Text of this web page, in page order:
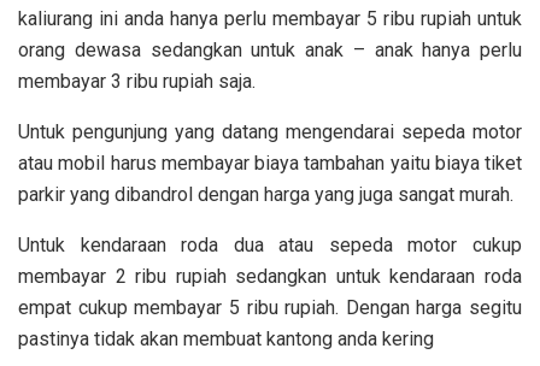
kaliurang ini anda hanya perlu membayar 5 ribu rupiah untuk
orang dewasa sedangkan untuk anak – anak hanya perlu
membayar 3 ribu rupiah saja.
Untuk pengunjung yang datang mengendarai sepeda motor
atau mobil harus membayar biaya tambahan yaitu biaya tiket
parkir yang dibandrol dengan harga yang juga sangat murah.
Untuk kendaraan roda dua atau sepeda motor cukup
membayar 2 ribu rupiah sedangkan untuk kendaraan roda
empat cukup membayar 5 ribu rupiah. Dengan harga segitu
pastinya tidak akan membuat kantong anda kering